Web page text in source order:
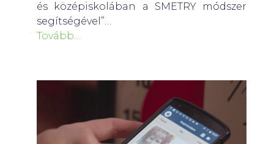
és középiskolában a SMETRY módszer
segítségével”…
Tovább…